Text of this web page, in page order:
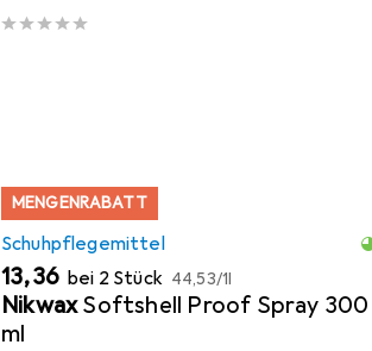
MENGENRABATT
Schuhpflegemittel
EUR
13,36 bei 2 Stück EUR
44,53/1l
NikwaxSoftshell Proof Spray 300
ml